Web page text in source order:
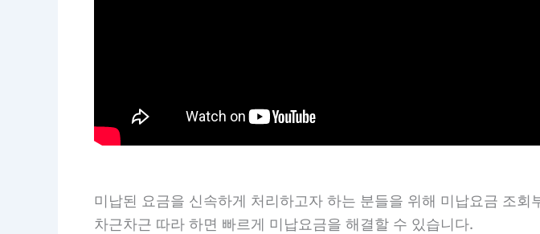
미납된 요금을 신속하게 처리하고자 하는 분들을 위해 미납요금 조
차근차근 따라 하면 빠르게 미납요금을 해결할 수 있습니다.